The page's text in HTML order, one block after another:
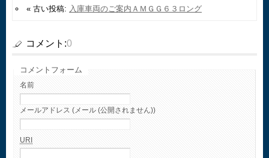
« 古い投稿: 入庫車両のご案内ＡＭＧＧ６３ロング
コメント:0
コメントフォーム
名前
メールアドレス (メール (公開されません))
URI